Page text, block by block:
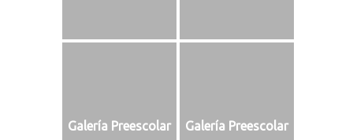
Galería Preescolar Galería Preescolar